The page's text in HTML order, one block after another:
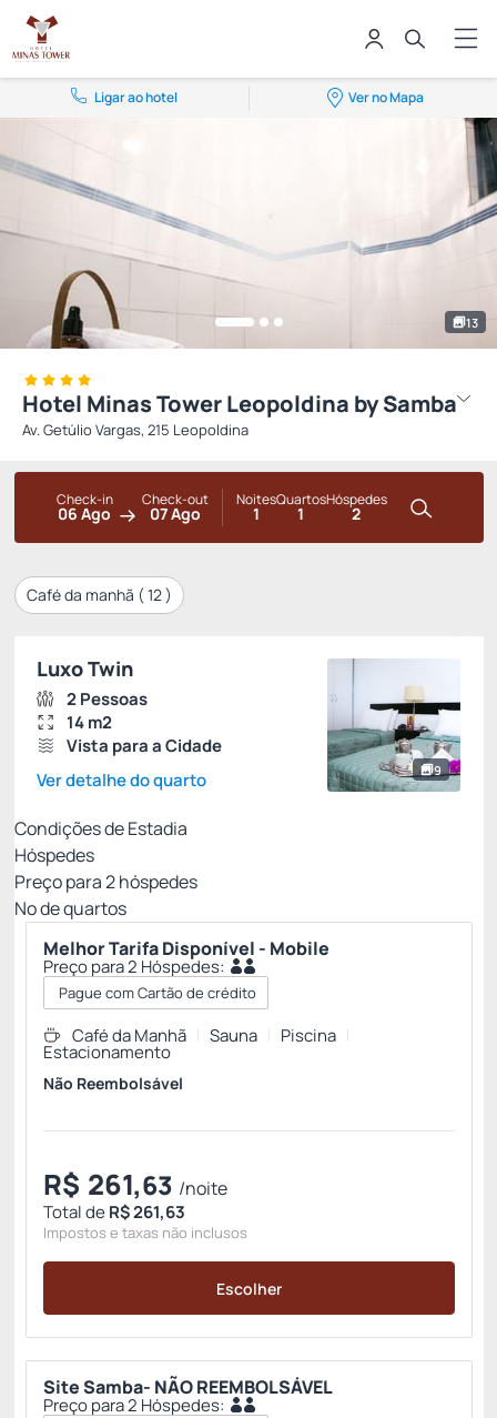
Ligar ao hotel Ver no Mapa
13
Hotel Minas Tower Leopoldina by Samba
Av. Getúlio Vargas, 215 Leopoldina
Check-in
06 Ago
Check-out
07 Ago
Noites
1
Quartos
1
Hóspedes
2
Café da manhã ( 12)
9
Luxo Twin
2 Pessoas
14 m2
Vista para a Cidade
Ver detalhe do quarto
Condições de Estadia
Hóspedes
Preço para2hóspedes
Nº de quartos
Melhor Tarifa Disponível - Mobile
Preço para 2 Hóspedes:
Pague com Cartão de crédito
Café da Manhã Sauna Piscina
Estacionamento
Não Reembolsável
R$ 261,63 /noite
Total deR$ 261,63
Impostos e taxas não inclusos
Escolher
Site Samba- NÃO REEMBOLSÁVEL
Preço para 2 Hóspedes: